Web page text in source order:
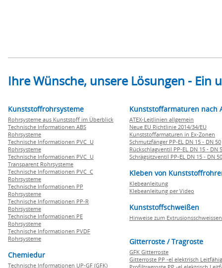
Ihre Wünsche, unsere Lösungen -
Kunststoffrohrsysteme
Rohrsysteme aus Kunststoff im Überblick
Technische Informationen ABS
Rohrsysteme
Technische Informationen PVC U
Rohrsysteme
Technische Informationen PVC U
Transparent Rohrsysteme
Technische Informationen PVC C
Rohrsysteme
Technische Informationen PP
Rohrsysteme
Technische Informationen PP-R
Rohrsysteme
Technische Informationen PE
Rohrsysteme
Technische Informationen PVDF
Rohrsysteme
Chemiedur
Technische Informationen UP-GF (GFK)
Kunststoffarmaturen nach
ATEX-Leitlinien allgemein
Neue EU Richtlinie 2014/34/EU
Kunststoffarmaturen in Ex-Zonen
Schmutzfänger PP-EL DN 15 - DN 50
Rückschlagventil PP-EL DN 15 - DN
Schrägsitzventil PP-EL DN 15 - DN 50
Kleben von
Klebeanleitung
Klebeanleitung per Video
Kunststoffschweißen
Hinweise zum Extrusionsschweissen
Gitterroste / Tragroste
GFK Gitterroste
Gitterroste PP -el elektrisch Leitfähig